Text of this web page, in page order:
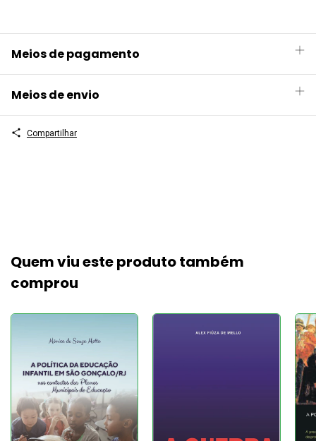
Meios de pagamento
Meios de envio
Compartilhar
Quem viu este produto também
comprou